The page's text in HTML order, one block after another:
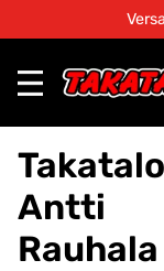
Antti
Rauhala